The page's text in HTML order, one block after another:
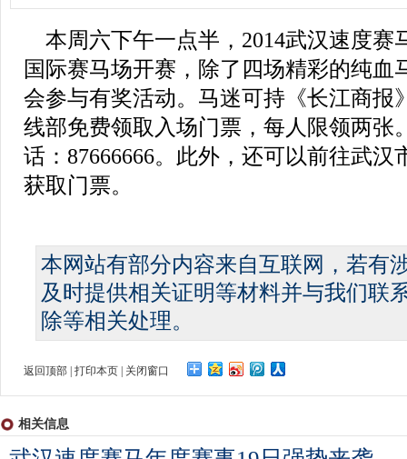
本周六下午一点半，2014武汉速度赛
国际赛马场开赛，除了四场精彩的纯血
会参与有奖活动。马迷可持《长江商报
线部免费领取入场门票，每人限领两张
话：87666666。此外，还可以前往武
获取门票。
本网站有部分内容来自互联网，若有
及时提供相关证明等材料并与我们联
除等相关处理。
返回顶部 打印本页 关闭窗口
相关信息